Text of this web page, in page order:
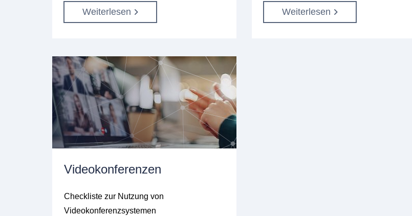
Weiterlesen Weiterlesen
Videokonferenzen
Checkliste zur Nutzung von
Videokonferenzsystemen